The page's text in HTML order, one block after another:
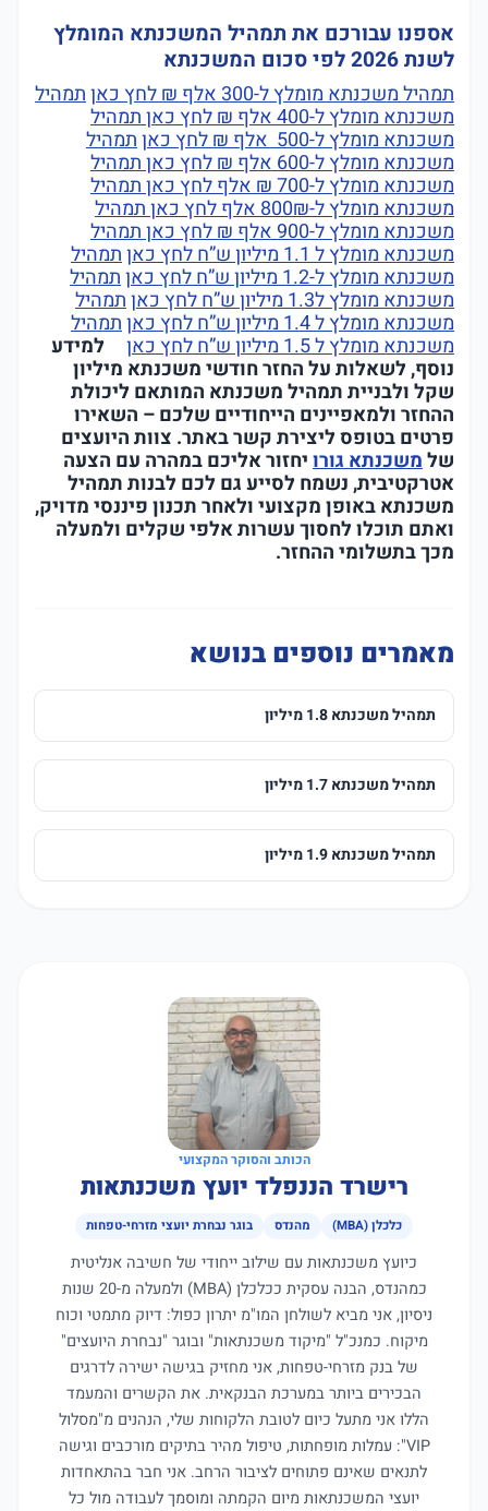
אספנו עבורכם את תמהיל המשכנתא המומלץ
לשנת 2026 לפי סכום המשכנתא
תמהיל משכנתא מומלץ ל-300 אלף ₪ לחץ כאן תמהיל
משכנתא מומלץ ל-400 אלף ₪ לחץ כאן תמהיל
משכנתא מומלץ ל-500 אלף ₪ לחץ כאן תמהיל
משכנתא מומלץ ל-600 אלף ₪ לחץ כאן תמהיל
משכנתא מומלץ ל-700 ₪ אלף לחץ כאן תמהיל
משכנתא מומלץ ל-800₪ אלף לחץ כאן תמהיל
משכנתא מומלץ ל-900 אלף ₪ לחץ כאן תמהיל
משכנתא מומלץ ל 1.1 מיליון ש”ח לחץ כאן תמהיל
משכנתא מומלץ ל-1.2 מיליון ש”ח לחץ כאן תמהיל
משכנתא מומלץ ל1.3 מיליון ש”ח לחץ כאן תמהיל
משכנתא מומלץ ל 1.4 מיליון ש”ח לחץ כאן תמהיל
משכנתא מומלץ ל 1.5 מיליון ש”ח לחץ כאן למידע
נוסף, לשאלות על החזר חודשי משכנתא מיליון
שקל ולבניית תמהיל משכנתא המותאם ליכולת
ההחזר ולמאפיינים הייחודיים שלכם – השאירו
פרטים בטופס ליצירת קשר באתר. צוות היועצים
שלמשכנתא גורויחזור אליכם במהרה עם הצעה
אטרקטיבית, נשמח לסייע גם לכם לבנות תמהיל
משכנתא באופן מקצועי ולאחר תכנון פיננסי מדויק,
ואתם תוכלו לחסוך עשרות אלפי שקלים ולמעלה
מכך בתשלומי ההחזר.
מאמרים נוספים בנושא
תמהיל משכנתא 1.8 מיליון
תמהיל משכנתא 1.7 מיליון
תמהיל משכנתא 1.9 מיליון
הכותב והסוקר המקצועי
רישרד הננפלד יועץ משכנתאות
כלכלן (MBA) מהנדס בוגר נבחרת יועצי מזרחי-טפחות
כיועץ משכנתאות עם שילוב ייחודי של חשיבה אנליטית
כמהנדס, הבנה עסקית ככלכלן (MBA) ולמעלה מ-20 שנות
ניסיון, אני מביא לשולחן המו"מ יתרון כפול: דיוק מתמטי וכוח
מיקוח. כמנכ"ל "מיקוד משכנתאות" ובוגר "נבחרת היועצים"
של בנק מזרחי-טפחות, אני מחזיק בגישה ישירה לדרגים
הבכירים ביותר במערכת הבנקאית. את הקשרים והמעמד
הללו אני מתעל כיום לטובת הלקוחות שלי, הנהנים מ"מסלול
VIP": עמלות מופחתות, טיפול מהיר בתיקים מורכבים וגישה
לתנאים שאינם פתוחים לציבור הרחב. אני חבר בהתאחדות
יועצי המשכנתאות מיום הקמתה ומוסמך לעבודה מול כל